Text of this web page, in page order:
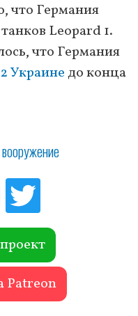
что Германия
Leopard 1.
что Германия
Украинедо конца
вооружение
r
Patreon